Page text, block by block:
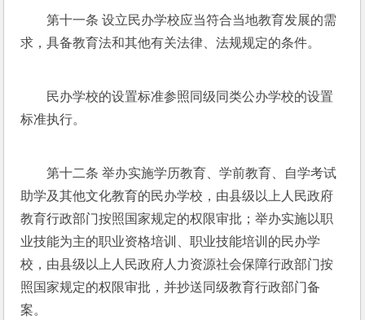
第十一条 设立民办学校应当符合当地教育发展的需
求，具备教育法和其他有关法律、法规规定的条件。
民办学校的设置标准参照同级同类公办学校的设置
标准执行。
第十二条 举办实施学历教育、学前教育、自学考试
助学及其他文化教育的民办学校，由县级以上人民政府
教育行政部门按照国家规定的权限审批；举办实施以职
业技能为主的职业资格培训、职业技能培训的民办学
校，由县级以上人民政府人力资源社会保障行政部门按
照国家规定的权限审批，并抄送同级教育行政部门备
案。